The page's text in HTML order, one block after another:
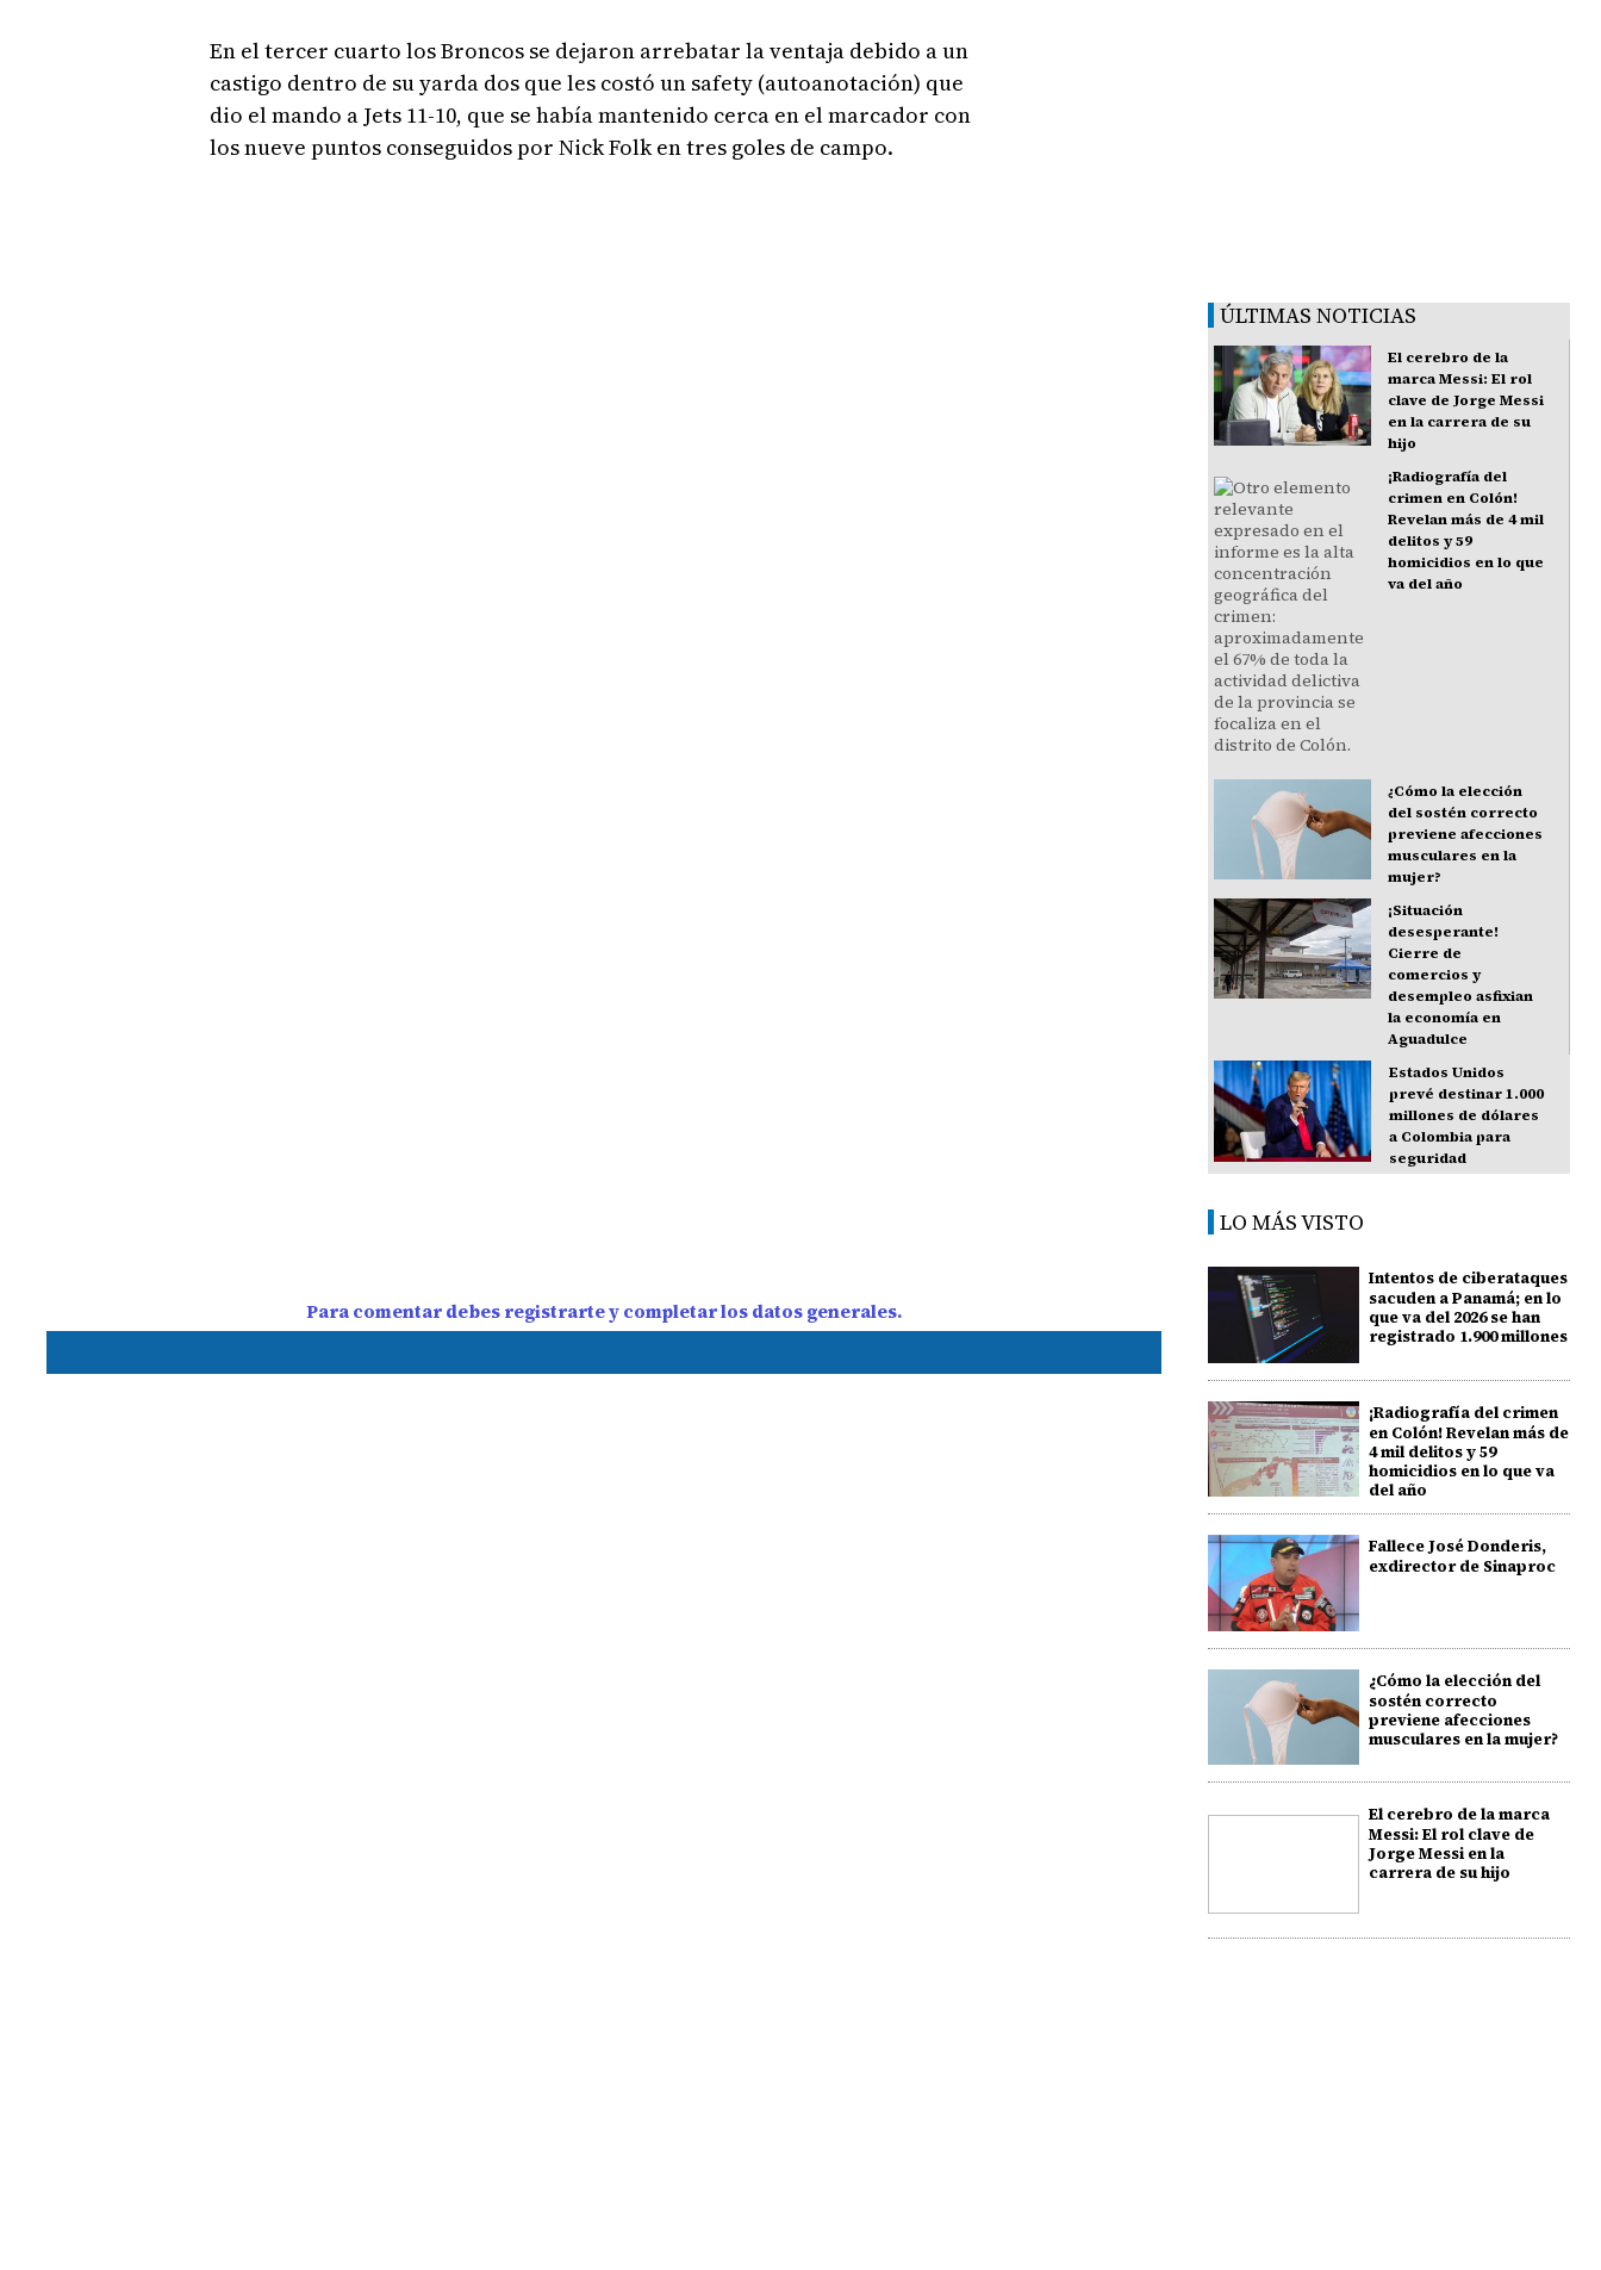
En el tercer cuarto los Broncos se dejaron arrebatar la ventaja debido a un
castigo dentro de su yarda dos que les costó un safety (autoanotación) que
dio el mando a Jets 11-10, que se había mantenido cerca en el marcador con
los nueve puntos conseguidos por Nick Folk en tres goles de campo.
Para comentar debes registrarte y completar los datos generales.
ÚLTIMAS NOTICIAS
El cerebro de la
marca Messi: El rol
clave de Jorge Messi
en la carrera de su
hijo
¡Radiografía del
crimen en Colón!
Revelan más de 4 mil
delitos y 59
homicidios en lo que
va del año
¿Cómo la elección
del sostén correcto
previene afecciones
musculares en la
mujer?
¡Situación
desesperante!
Cierre de
comercios y
desempleo asfixian
la economía en
Aguadulce
Estados Unidos
prevé destinar 1.000
millones de dólares
a Colombia para
seguridad
LO MÁS VISTO
Intentos de ciberataques
sacuden a Panamá; en lo
que va del 2026 se han
registrado 1.900 millones
¡Radiografía del crimen
en Colón! Revelan más de
4 mil delitos y 59
homicidios en lo que va
del año
Fallece José Donderis,
exdirector de Sinaproc
¿Cómo la elección del
sostén correcto
previene afecciones
musculares en la mujer?
El cerebro de la marca
Messi: El rol clave de
Jorge Messi en la
carrera de su hijo